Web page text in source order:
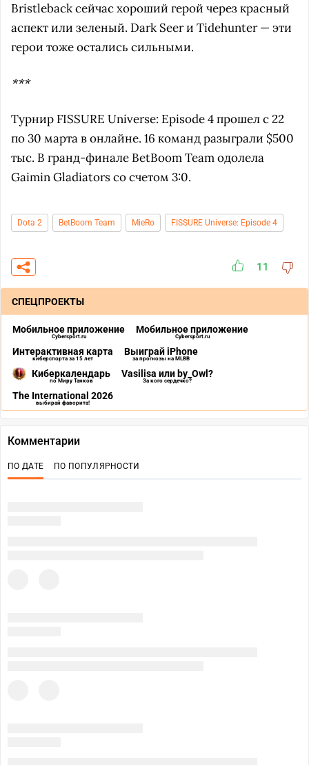
Bristleback сейчас хороший герой через красный
аспект или зеленый. Dark Seer и Tidehunter — эти
герои тоже остались сильными.
***
Турнир FISSURE Universe: Episode 4 прошел с 22
по 30 марта в онлайне. 16 команд разыграли $500
тыс. В гранд-финале BetBoom Team одолела
Gaimin Gladiators со счетом 3:0.
Dota 2 BetBoom Team MieRo FISSURE Universe: Episode 4
11
СПЕЦПРОЕКТЫ
Мобильное приложение
Cybersport.ru
Мобильное приложение
Cybersport.ru
Интерактивная карта
киберспорта за 15 лет
Выиграй iPhone
за прогнозы на MLBB
Киберкалендарь
по Миру Танков
Vasilisa или by_Owl?
За кого сердечко?
The International 2026
выбирай фаворита!
Комментарии
ПО ДАТЕ ПО ПОПУЛЯРНОСТИ